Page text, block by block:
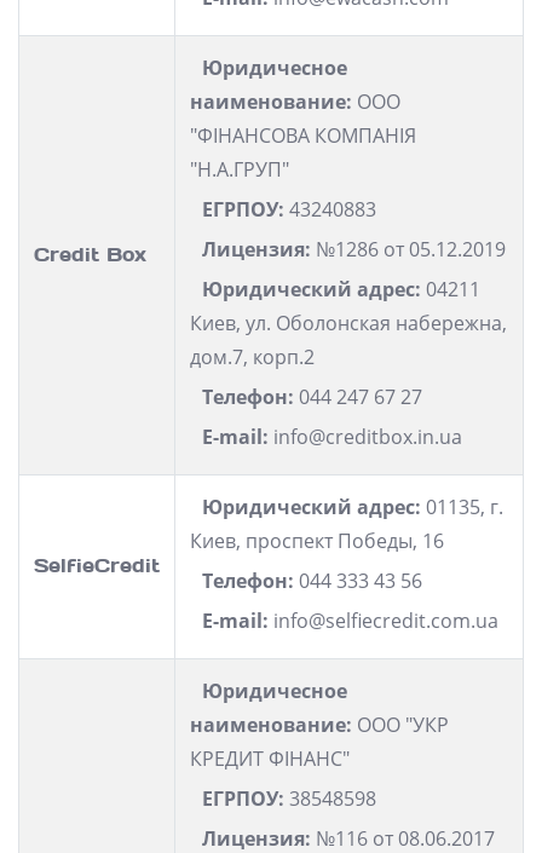
Credit Box
Юридичесное
наименование: ООО
"ФІНАНСОВА КОМПАНІЯ
"Н.А.ГРУП"
ЕГРПОУ: 43240883
Лицензия: №1286 от 05.12.2019
Юридический адрес: 04211
Киев, ул. Оболонская набережна,
дом.7, корп.2
Телефон: 044 247 67 27
E-mail: info@creditbox.in.ua
SelfieCredit
Юридический адрес: 01135, г.
Киев, проспект Победы, 16
Телефон: 044 333 43 56
E-mail: info@selfiecredit.com.ua
Юридичесное
наименование: ООО "УКР
КРЕДИТ ФІНАНС"
ЕГРПОУ: 38548598
Лицензия: №116 от 08.06.2017